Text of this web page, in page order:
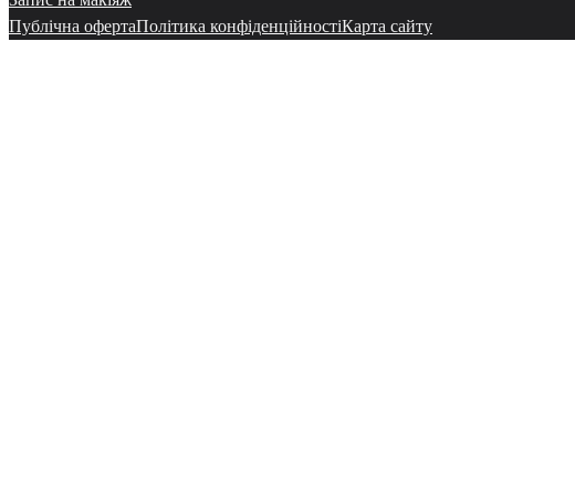
Публічна офертаПолітика конфіденційностіКарта сайту